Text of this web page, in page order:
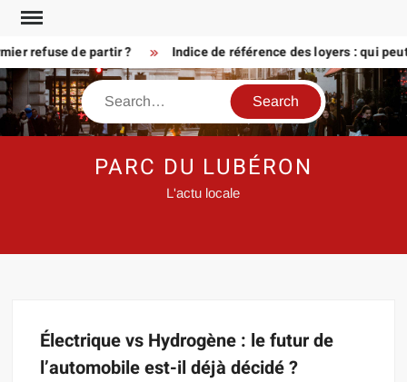
Skip
contentrefuse de partir ? Indice de référence des loyers : qui
Search
PARC DU LUBÉRON
L'actu locale
Électrique vs Hydrogène : le futur de
l’automobile est-il déjà décidé ?